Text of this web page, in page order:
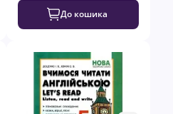
До кошика